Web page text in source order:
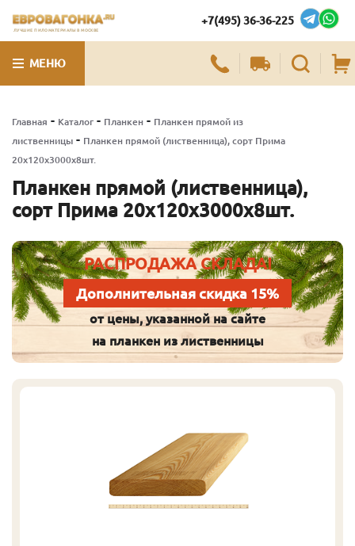
ЛУЧШИЕ ПИЛОМАТЕРИАЛЫ В МОСКВЕ
+7(495) 36-36-225
МЕНЮ
Главная - Каталог - Планкен - Планкен прямой из
лиственницы - Планкен прямой (лиственница), сорт Прима
20х120х3000х8шт.
Планкен прямой (лиственница),
сорт Прима 20х120х3000х8шт.
РАСПРОДАЖА СКЛАДА!
Дополнительная скидка 15%
от цены, указанной на сайте
на планкен из лиственницы